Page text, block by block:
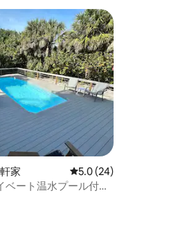
の平均評価
家 レビュー24件、5つ
5.0 (24)
ベート温水プール付き